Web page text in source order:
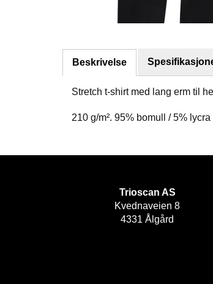
Beskrivelse
Stretch t-shirt med lang erm til
210 g/m². 95% bomull / 5% lycra
Trioscan AS
Kvednaveien 8
4331 Ålgård